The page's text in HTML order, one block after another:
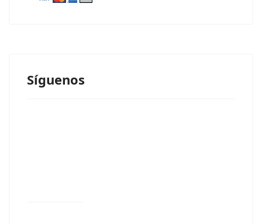
Síguenos